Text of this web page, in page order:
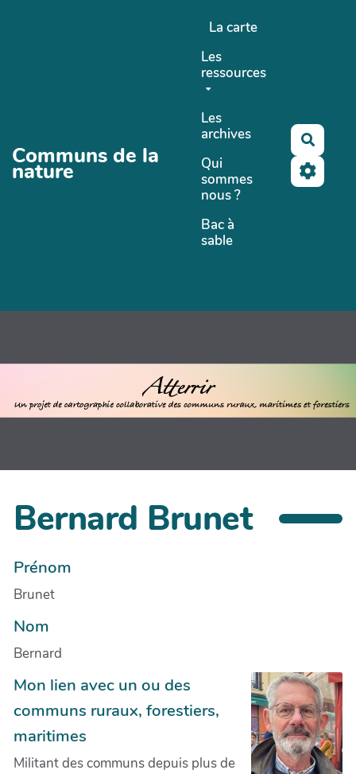
Communs de la
nature
La carte
Les
ressources
Les
archives
Qui
sommes
nous ?
Bac à
sable
Bernard Brunet
Prénom
Brunet
Nom
Bernard
Mon lien avec un ou des
communs ruraux, forestiers,
maritimes
Militant des communs depuis plus de